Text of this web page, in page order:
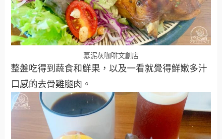
慕泥灰咖啡文創店
整盤吃得到蔬食和鮮果，以及一看就覺得鮮嫩多汁
口感的去骨雞腿肉。